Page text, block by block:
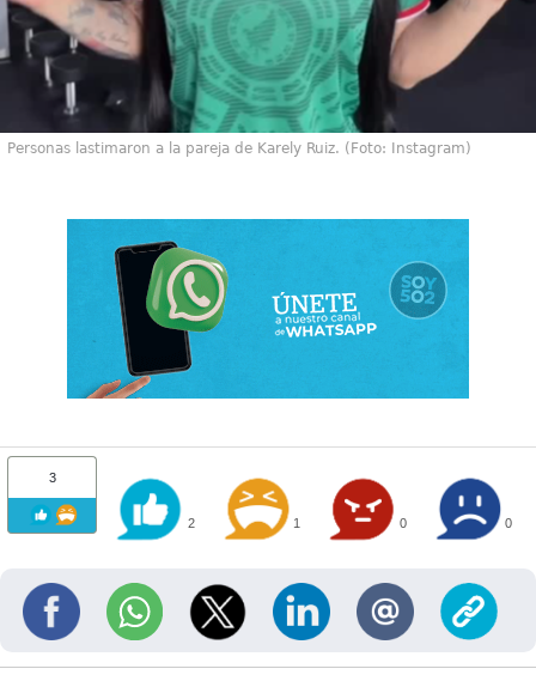
Personas lastimaron a la pareja de Karely Ruiz. (Foto: Instagram)
3
2 1 0 0